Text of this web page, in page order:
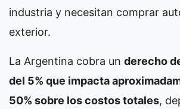
industria y necesitan comprar
exterior.
La Argentina cobra un derecho
del 5% que impacta
50% sobre los costos totales,